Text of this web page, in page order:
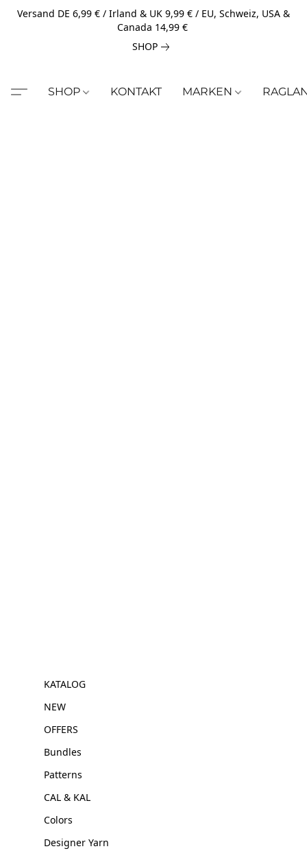
Versand DE 6,99 € / Irland & UK 9,99 € / EU, Schweiz, USA &
Canada 14,99 €
SHOP
SHOP KONTAKT MARKEN
KATALOG
NEW
OFFERS
Bundles
Patterns
CAL & KAL
Colors
Designer Yarn